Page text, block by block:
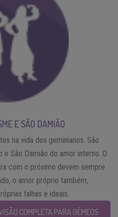
E SÃO DAMIÃO
na vida dos geminianos. São
São Damião do amor interno. O
com o próximo devem sempre
o amor próprio também,
falhas e ideais.
COMPLETA PARA GÊMEOS